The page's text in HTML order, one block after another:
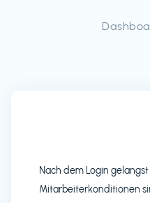
Nach dem Login
Mitarbeiterkonditionen